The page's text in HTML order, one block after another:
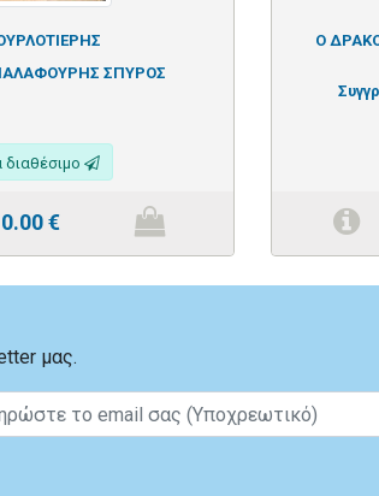
ΣΠΥΡΟΣ
€
Ο
μας.